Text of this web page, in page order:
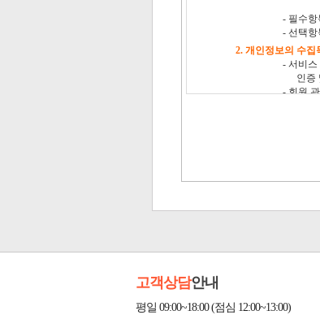
고객상담안내
평일 09:00~18:00 (점심 12:00~13:00)